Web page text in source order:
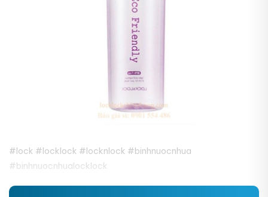
#lock #locklock #locknlock #binhnuocnhua
#binhnuocnhualocklock